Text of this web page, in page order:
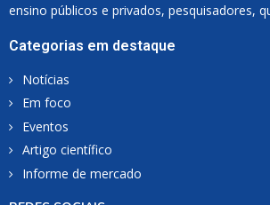
ensino públicos e privados, pesquisadores,
Categorias em destaque
Notícias
Em foco
Eventos
Artigo científico
Informe de mercado